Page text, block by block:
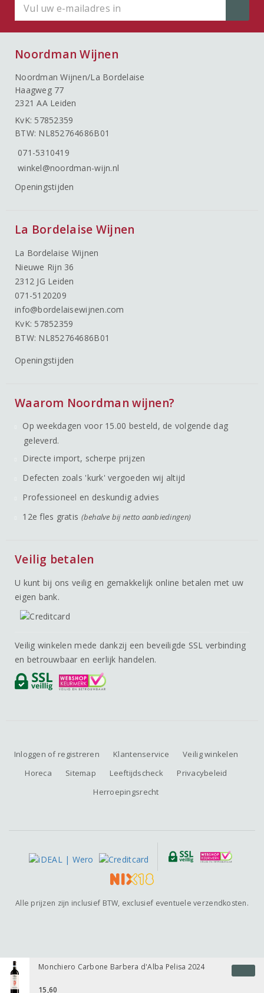
Monchiero Carbone Barbera d'Alba Pelisa 2024
15,60
Noordman Wijnen
Noordman Wijnen/La Bordelaise
Haagweg 77
2321 AA Leiden
KvK: 57852359
BTW: NL852764686B01
071-5310419
winkel@noordman-wijn.nl
Openingstijden
La Bordelaise Wijnen
La Bordelaise Wijnen
Nieuwe Rijn 36
2312 JG Leiden
071-5120209
info@bordelaisewijnen.com
KvK: 57852359
BTW: NL852764686B01
Openingstijden
Waarom Noordman wijnen?
Op weekdagen voor 15.00 besteld, de volgende dag
geleverd.
Directe import, scherpe prijzen
Defecten zoals 'kurk' vergoeden wij altijd
Professioneel en deskundig advies
12e fles gratis (behalve bij netto aanbiedingen)
Veilig betalen
U kunt bij ons veilig en gemakkelijk online betalen met uw
eigen bank.
Veilig winkelen mede dankzij een beveiligde SSL verbinding
en betrouwbaar en eerlijk handelen.
Inloggen of registreren Klantenservice
Veilig winkelen
Horeca
Sitemap Leeftijdscheck
Privacybeleid
Herroepingsrecht
Alle prijzen zijn inclusief BTW, exclusief eventuele verzendkosten.